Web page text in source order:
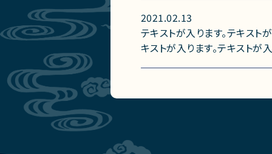
2021.02.13
テキストが入ります。テキスト
キストが入ります。テキストが